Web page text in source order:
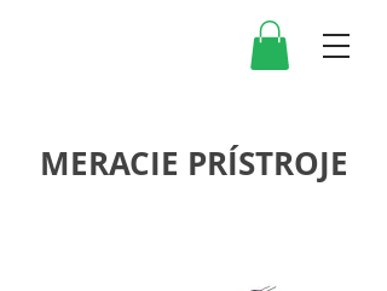
MERACIE PRÍSTROJE